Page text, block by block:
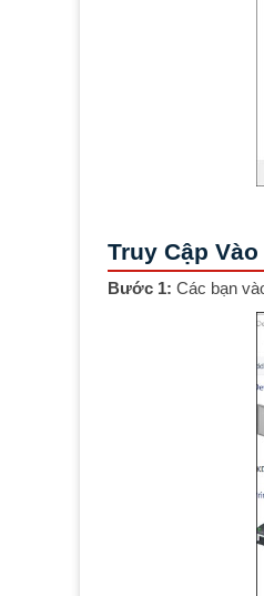
Truy Cập
Bước 1: Các bạn